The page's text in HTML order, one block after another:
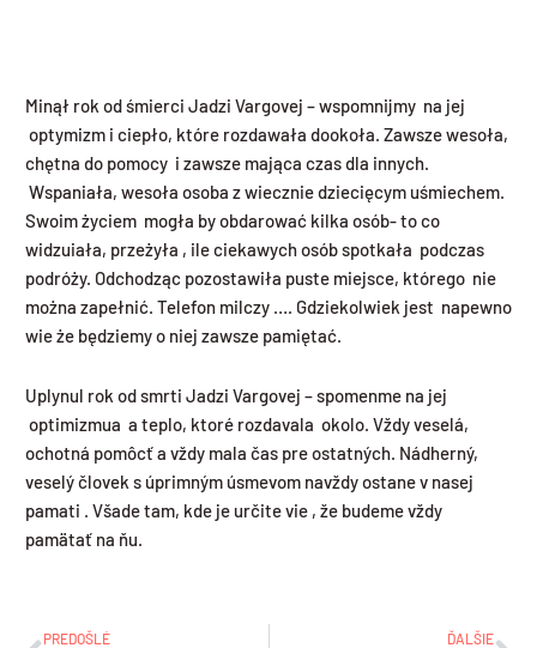
Minął rok od śmierci Jadzi Vargovej – wspomnijmy na jej
optymizm i ciepło, które rozdawała dookoła. Zawsze wesoła,
chętna do pomocy i zawsze mająca czas dla innych.
Wspaniała, wesoła osoba z wiecznie dziecięcym uśmiechem.
Swoim życiem mogła by obdarować kilka osób- to co
widzuiała, przeżyła , ile ciekawych osób spotkała podczas
podróży. Odchodząc pozostawiła puste miejsce, którego nie
można zapełnić. Telefon milczy …. Gdziekolwiek jest napewno
wie że będziemy o niej zawsze pamiętać.
Uplynul rok od smrti Jadzi Vargovej – spomenme na jej
optimizmua a teplo, ktoré rozdavala okolo. Vždy veselá,
ochotná pomôcť a vždy mala čas pre ostatných. Nádherný,
veselý človek s úprimným úsmevom navždy ostane v nasej
pamati . Všade tam, kde je určite vie , že budeme vždy
pamätať na ňu.
PREDOŠLÉ ĎALŠIE